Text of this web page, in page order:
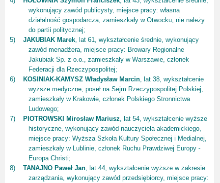
wykonujący zawód publicysty, miejsce pracy: własna
działalność gospodarcza, zamieszkały w Otwocku, nie należy
do partii politycznej;
5)
JAKUBIAK Marek, lat 61, wykształcenie średnie, wykonujący
zawód menadżera, miejsce pracy: Browary Regionalne
Jakubiak Sp. z o.o., zamieszkały w Warszawie, członek
Federacji dla Rzeczypospolitej;
6)
KOSINIAK-KAMYSZ Władysław Marcin, lat 38, wykształcenie
wyższe medyczne, poseł na Sejm Rzeczypospolitej Polskiej,
zamieszkały w Krakowie, członek Polskiego Stronnictwa
Ludowego;
7)
PIOTROWSKI Mirosław Mariusz, lat 54, wykształcenie wyższe
historyczne, wykonujący zawód nauczyciela akademickiego,
miejsce pracy: Wyższa Szkoła Kultury Społecznej i Medialnej,
zamieszkały w Lublinie, członek Ruchu Prawdziwej Europy -
Europa Christi;
8)
TANAJNO Paweł Jan, lat 44, wykształcenie wyższe w zakresie
zarządzania, wykonujący zawód przedsiębiorcy, miejsce pracy: